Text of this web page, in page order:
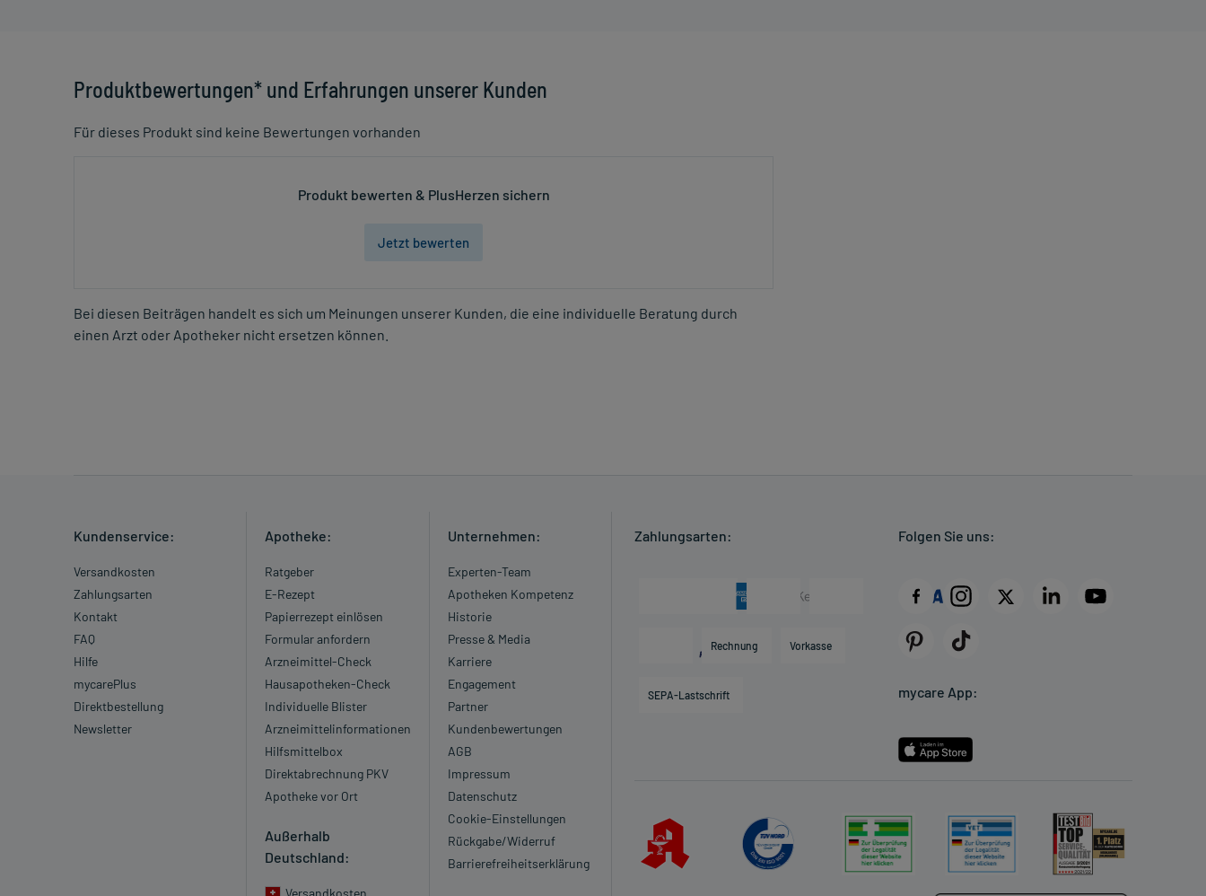
Produktbewertungen* und Erfahrungen unserer Kunden
Für dieses Produkt sind keine Bewertungen vorhanden
Produkt bewerten & PlusHerzen sichern
Jetzt bewerten
Bei diesen Beiträgen handelt es sich um Meinungen unserer Kunden, die eine individuelle Beratung durch
einen Arzt oder Apotheker nicht ersetzen können.
Kundenservice:
Versandkosten
Zahlungsarten
Kontakt
FAQ
Hilfe
mycarePlus
Direktbestellung
Newsletter
Apotheke:
Ratgeber
E-Rezept
Papierrezept einlösen
Formular anfordern
Arzneimittel-Check
Hausapotheken-Check
Individuelle Blister
Arzneimittelinformationen
Hilfsmittelbox
Direktabrechnung PKV
Apotheke vor Ort
Außerhalb
Deutschland:
Unternehmen:
Experten-Team
Apotheken Kompetenz
Historie
Presse & Media
Karriere
Engagement
Partner
Kundenbewertungen
AGB
Impressum
Datenschutz
Cookie-Einstellungen
Rückgabe/Widerruf
Barrierefreiheitserklärung
Zahlungsarten:
Rechnung Vorkasse
SEPA-Lastschrift
Folgen Sie uns:
mycare App: